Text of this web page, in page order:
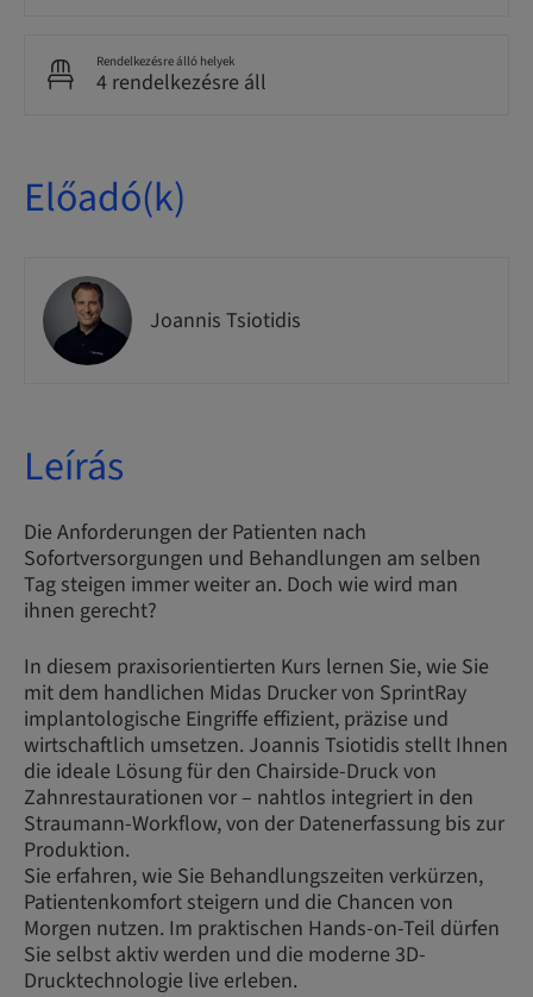
Rendelkezésre álló helyek
4 rendelkezésre áll
Előadó(k)
Joannis Tsiotidis
Leírás
Die Anforderungen der Patienten nach
Sofortversorgungen und Behandlungen am selben
Tag steigen immer weiter an. Doch wie wird man
ihnen gerecht?
In diesem praxisorientierten Kurs lernen Sie, wie Sie
mit dem handlichen Midas Drucker von SprintRay
implantologische Eingriffe effizient, präzise und
wirtschaftlich umsetzen. Joannis Tsiotidis stellt Ihnen
die ideale Lösung für den Chairside-Druck von
Zahnrestaurationen vor – nahtlos integriert in den
Straumann-Workflow, von der Datenerfassung bis zur
Produktion.
Sie erfahren, wie Sie Behandlungszeiten verkürzen,
Patientenkomfort steigern und die Chancen von
Morgen nutzen. Im praktischen Hands-on-Teil dürfen
Sie selbst aktiv werden und die moderne 3D-
Drucktechnologie live erleben.